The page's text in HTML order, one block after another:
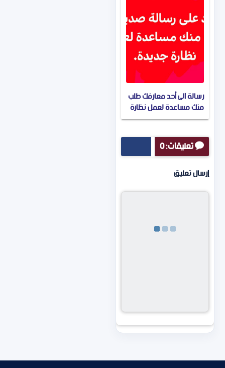
رسالة الى أحد معارفك طلب
منك مساعدة لعمل نظارة
جديدة للمستوى B1
تعليقات: 0
إرسال تعليق